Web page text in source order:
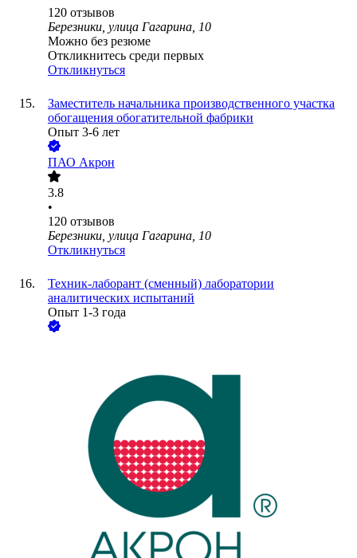
120 отзывов
Березники, улица Гагарина, 10
Можно без резюме
Откликнитесь среди первых
Откликнуться
Заместитель начальника производственного участка
обогащения обогатительной фабрики
Опыт 3-6 лет
ПАО Акрон
3.8
•
120 отзывов
Березники, улица Гагарина, 10
Откликнуться
Техник-лаборант (сменный) лаборатории
аналитических испытаний
Опыт 1-3 года